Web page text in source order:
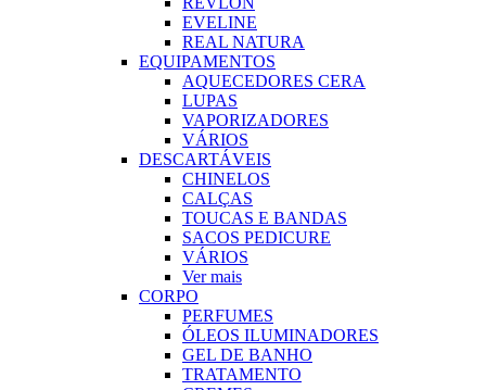
EVELINE
REAL NATURA
EQUIPAMENTOS
AQUECEDORES CERA
LUPAS
VAPORIZADORES
VÁRIOS
DESCARTÁVEIS
CHINELOS
CALÇAS
TOUCAS E BANDAS
SACOS PEDICURE
VÁRIOS
Ver mais
CORPO
PERFUMES
ÓLEOS ILUMINADORES
GEL DE BANHO
TRATAMENTO